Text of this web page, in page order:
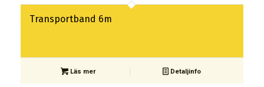
Transportband 6m
Läs mer Detaljinfo